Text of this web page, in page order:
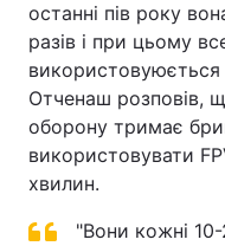
останні пів року
разів і при цьому
Отченаш розповів,
оборону тримає
використовувати
хвилин.
"Вони кожні